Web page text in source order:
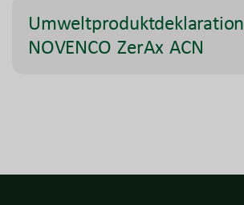
Umweltproduktdeklaration
NOVENCO ZerAx ACN